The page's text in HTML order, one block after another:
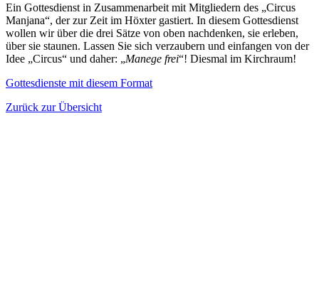
Ein Gottesdienst in Zusammenarbeit mit Mitgliedern des „Circus
Manjana“, der zur Zeit im Höxter gastiert. In diesem Gottesdienst
wollen wir über die drei Sätze von oben nachdenken, sie erleben,
über sie staunen. Lassen Sie sich verzaubern und einfangen von der
Idee „Circus“ und daher: „Manege frei“! Diesmal im Kirchraum!
Gottesdienste mit diesem Format
Zurück zur Übersicht